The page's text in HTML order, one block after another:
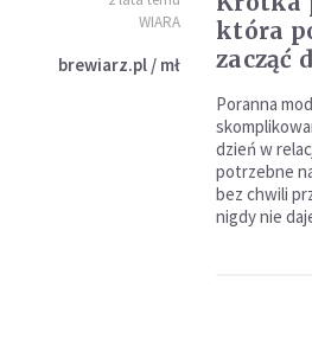
WIARA
brewiarz.pl / mł
która
zacząć
Poranna
dzień w
potrzebne
bez chwili
nigdy nie